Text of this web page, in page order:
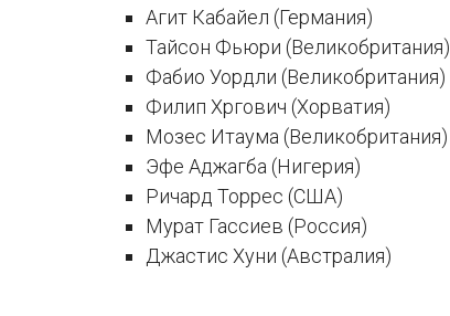
Агит Кабайел (Германия)
Тайсон Фьюри (Великобритания)
Фабио Уордли (Великобритания)
Филип Хргович (Хорватия)
Мозес Итаума (Великобритания)
Эфе Аджагба (Нигерия)
Ричард Торрес (США)
Мурат Гассиев (Россия)
Джастис Хуни (Австралия)